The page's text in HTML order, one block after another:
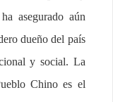
asegurado aún
dueño del país
y social. La
Chino es el